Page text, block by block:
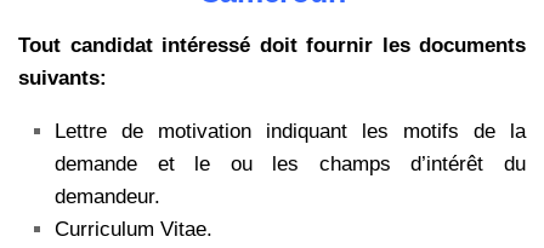
Tout candidat intéressé doit fournir les documents
suivants:
Lettre de motivation indiquant les motifs de la
demande et le ou les champs d’intérêt du
demandeur.
Curriculum Vitae.